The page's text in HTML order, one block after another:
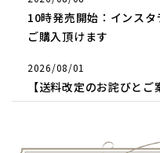
10時発売開始：インス
ご購入頂けます
2026/08/01
【送料改定のお詫びと
エコ配の送料値上げに伴
いたしますが、よろしく